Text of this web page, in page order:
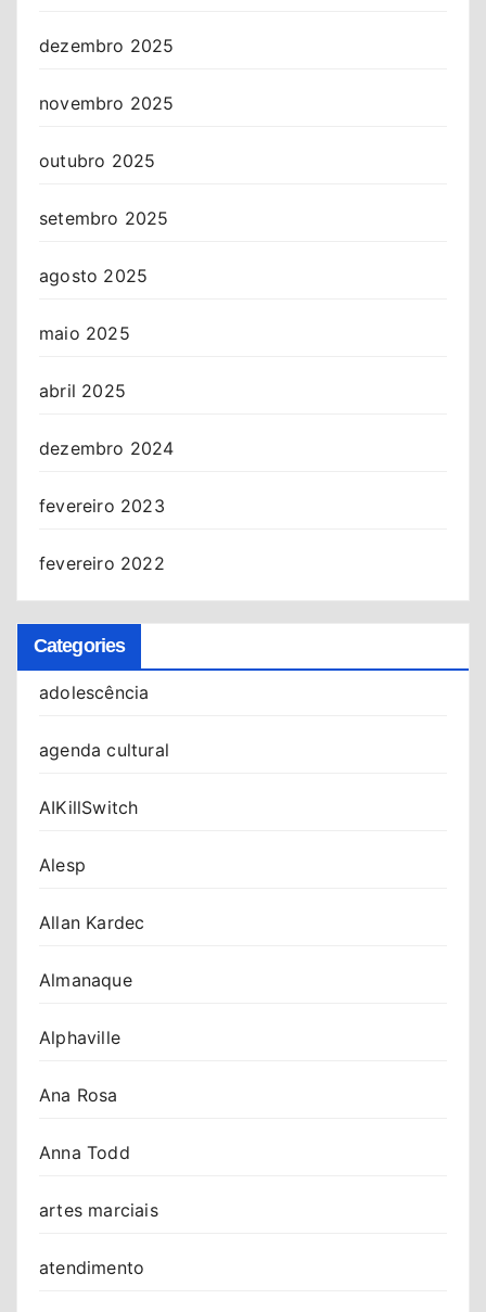
dezembro 2025
novembro 2025
outubro 2025
setembro 2025
agosto 2025
maio 2025
abril 2025
dezembro 2024
fevereiro 2023
fevereiro 2022
Categories
adolescência
agenda cultural
AIKillSwitch
Alesp
Allan Kardec
Almanaque
Alphaville
Ana Rosa
Anna Todd
artes marciais
atendimento